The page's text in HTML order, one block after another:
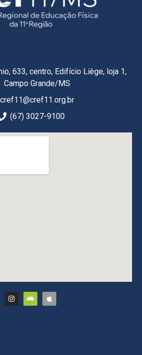
633, centro, Edifício Liège, loja 1,
Campo Grande/MS
cref11@cref11.org.br
(67) 3027-9100